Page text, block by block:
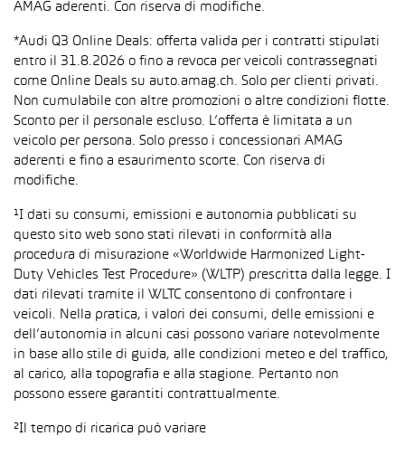
AMAG aderenti. Con riserva di modifiche.
*Audi Q3 Online Deals: offerta valida per i contratti stipulati
entro il 31.8.2026 o fino a revoca per veicoli contrassegnati
come Online Deals su auto.amag.ch. Solo per clienti privati.
Non cumulabile con altre promozioni o altre condizioni flotte.
Sconto per il personale escluso. L’offerta è limitata a un
veicolo per persona. Solo presso i concessionari AMAG
aderenti e fino a esaurimento scorte. Con riserva di
modifiche.
¹I dati su consumi, emissioni e autonomia pubblicati su
questo sito web sono stati rilevati in conformità alla
procedura di misurazione «Worldwide Harmonized Light-
Duty Vehicles Test Procedure» (WLTP) prescritta dalla legge. I
dati rilevati tramite il WLTC consentono di confrontare i
veicoli. Nella pratica, i valori dei consumi, delle emissioni e
dell’autonomia in alcuni casi possono variare notevolmente
in base allo stile di guida, alle condizioni meteo e del traffico,
al carico, alla topografia e alla stagione. Pertanto non
possono essere garantiti contrattualmente.
²Il tempo di ricarica può variare